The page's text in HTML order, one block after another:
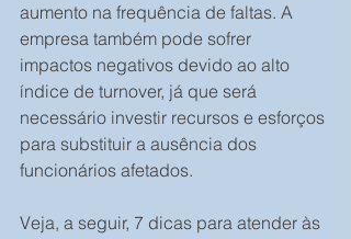
aumento na frequência de faltas. A
empresa também pode sofrer
impactos negativos devido ao alto
índice de turnover, já que será
necessário investir recursos e esforços
para substituir a ausência dos
funcionários afetados.
Veja, a seguir, 7 dicas para atender às